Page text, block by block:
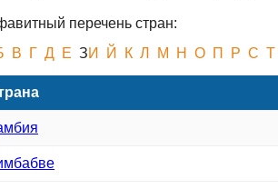
перечень стран:
В Г Д Е ЗИ Й К Л М Н О П Р С Т